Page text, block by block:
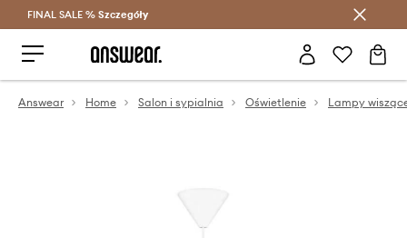
Oszczędzaj z Answear Club >
FINAL SALE % Szczegóły
Answear Home Salon i sypialnia Oświetlenie Lampy